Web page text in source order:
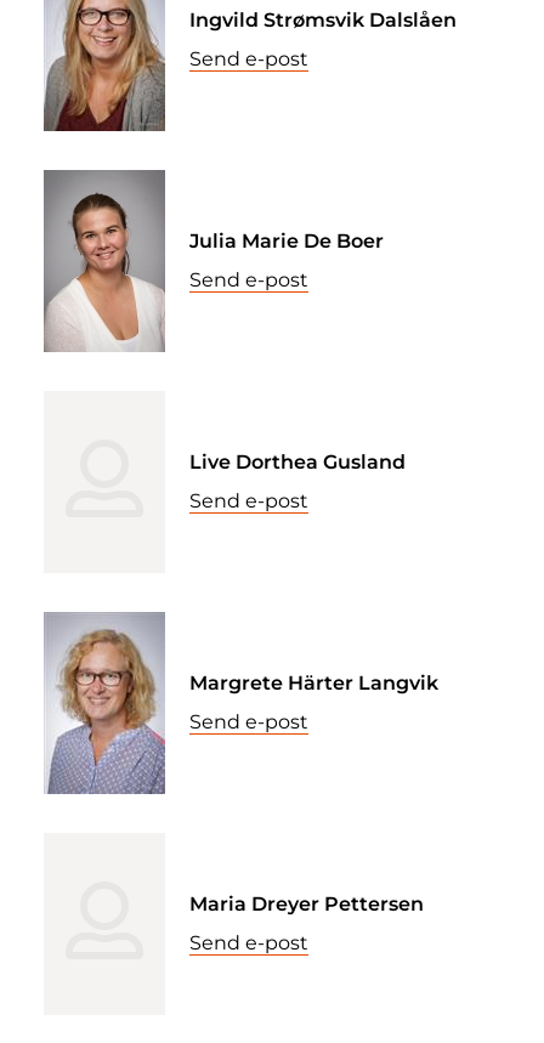
Ingvild Strømsvik Dalslåen
Send e-post
Julia Marie De Boer
Send e-post
Live Dorthea Gusland
Send e-post
Margrete Härter Langvik
Send e-post
Maria Dreyer Pettersen
Send e-post